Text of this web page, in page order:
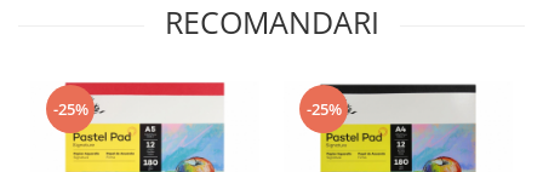
organizate, fiind potrivit pentru atelier, școală sau
Recomandate pentru hârtie specială pentru pastel,
hârtie groasă cu textură sau suporturi care permit
fixarea pigmentului.
RECOMANDARI
-25% -25%